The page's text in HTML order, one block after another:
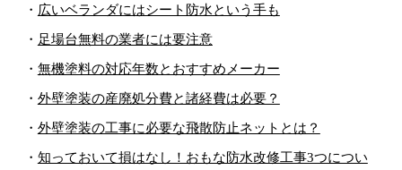
・ 広いベランダにはシート防水という手も
・ 足場台無料の業者には要注意
・ 無機塗料の対応年数とおすすめメーカー
・ 外壁塗装の産廃処分費と諸経費は必要？
・ 外壁塗装の工事に必要な飛散防止ネットとは？
・ 知っておいて損はなし！おもな防水改修工事3つについ